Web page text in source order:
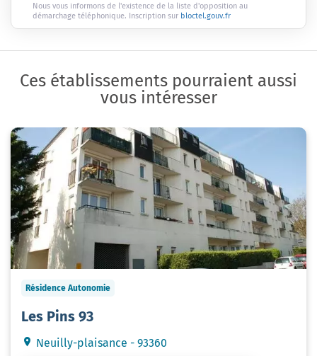
Nous vous informons de l'existence de la liste d'opposition au
démarchage téléphonique. Inscription sur bloctel.gouv.fr
Ces établissements pourraient aussi
vous intéresser
Résidence Autonomie
Les Pins 93
Neuilly-plaisance - 93360